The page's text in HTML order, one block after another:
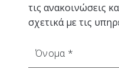
τις ανακοινώσεις
σχετικά με τις